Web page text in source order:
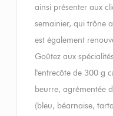
ainsi présenter aux
semainier, qui trône
est également
Goûtez aux
l'entrecôte de 300 g
beurre, agrémentée
(bleu, béarnaise,